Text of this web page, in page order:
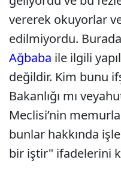
vererek okuyorlar
edilmiyordu. Burada
Ağbaba ile ilgili
değildir. Kim bunu
Bakanlığı mı
Meclisi’nin
bunlar hakkında
bir iştir" ifadelerini